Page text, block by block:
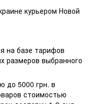
курьером Новой
на базе тарифов
размеров выбранного
до 5000 грн. в
стоимостью